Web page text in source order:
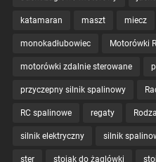
katamaran maszt miecz
monokadłubowiec Motorówki
motorówki zdalnie sterowane
przyczepny silnik spalinowy
RC spalinowe regaty
silnik elektryczny silnik
ster stojak do żaglówki